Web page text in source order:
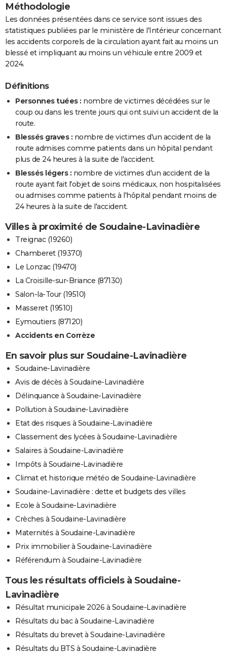
Méthodologie
Les données présentées dans ce service sont issues des
statistiques publiées par le ministère de l'Intérieur concernant
les accidents corporels de la circulation ayant fait au moins un
blessé et impliquant au moins un véhicule entre 2009 et
2024.
Définitions
Personnes tuées : nombre de victimes décédées sur le
coup ou dans les trente jours qui ont suivi un accident de la
route.
Blessés graves : nombre de victimes d'un accident de la
route admises comme patients dans un hôpital pendant
plus de 24 heures à la suite de l'accident.
Blessés légers : nombre de victimes d'un accident de la
route ayant fait l'objet de soins médicaux, non hospitalisées
ou admises comme patients à l'hôpital pendant moins de
24 heures à la suite de l'accident.
Villes à proximité de Soudaine-Lavinadière
Treignac (19260)
Chamberet (19370)
Le Lonzac (19470)
La Croisille-sur-Briance (87130)
Salon-la-Tour (19510)
Masseret (19510)
Eymoutiers (87120)
Accidents en Corrèze
En savoir plus sur Soudaine-Lavinadière
Soudaine-Lavinadière
Avis de décès à Soudaine-Lavinadière
Délinquance à Soudaine-Lavinadière
Pollution à Soudaine-Lavinadière
Etat des risques à Soudaine-Lavinadière
Classement des lycées à Soudaine-Lavinadière
Salaires à Soudaine-Lavinadière
Impôts à Soudaine-Lavinadière
Climat et historique météo de Soudaine-Lavinadière
Soudaine-Lavinadière : dette et budgets des villes
Ecole à Soudaine-Lavinadière
Crèches à Soudaine-Lavinadière
Maternités à Soudaine-Lavinadière
Prix immobilier à Soudaine-Lavinadière
Référendum à Soudaine-Lavinadière
Tous les résultats officiels à Soudaine-
Lavinadière
Résultat municipale 2026 à Soudaine-Lavinadière
Résultats du bac à Soudaine-Lavinadière
Résultats du brevet à Soudaine-Lavinadière
Résultats du BTS à Soudaine-Lavinadière